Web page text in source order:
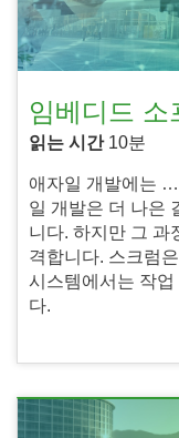
임베디드 소
읽는 시간10분
애자일 개발에는
일 개발은 더 나은
니다. 하지만 그 과
격합니다. 스크럼
시스템에서는 작업
다.